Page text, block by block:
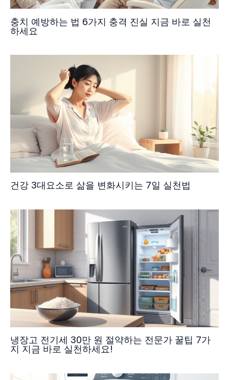
충치 예방하는 법 6가지 충격 진실 지금 바로 실천
하세요
건강 3대요소로 삶을 변화시키는 7일 실천법
냉장고 전기세 30만 원 절약하는 전문가 꿀팁 7가
지 지금 바로 실천하세요!